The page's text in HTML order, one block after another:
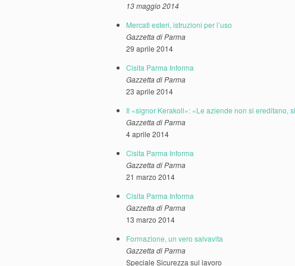
13 maggio 2014
Mercati esteri, istruzioni per l’uso
Gazzetta di Parma
29 aprile 2014
Cisita Parma Informa
Gazzetta di Parma
23 aprile 2014
Il «signor Kerakoll»: «Le aziende non si ereditano,
Gazzetta di Parma
4 aprile 2014
Cisita Parma Informa
Gazzetta di Parma
21 marzo 2014
Cisita Parma Informa
Gazzetta di Parma
13 marzo 2014
Formazione, un vero salvavita
Gazzetta di Parma
Speciale Sicurezza sul lavoro